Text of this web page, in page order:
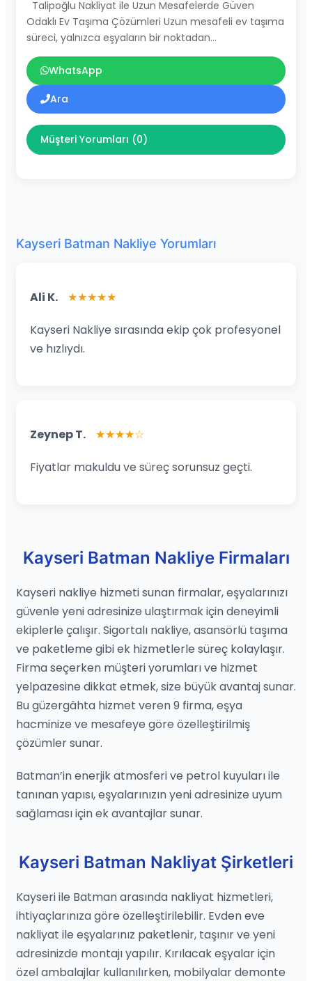
Talipoğlu Nakliyat ile Uzun Mesafelerde Güven
Odaklı Ev Taşıma Çözümleri Uzun mesafeli ev taşıma
süreci, yalnızca eşyaların bir noktadan…
WhatsApp
Ara
Müşteri Yorumları (0)
Kayseri Batman Nakliye Yorumları
Ali K. ★★★★★
Kayseri Nakliye sırasında ekip çok profesyonel
ve hızlıydı.
Zeynep T. ★★★★☆
Fiyatlar makuldu ve süreç sorunsuz geçti.
Kayseri Batman Nakliye Firmaları
Kayseri nakliye hizmeti sunan firmalar, eşyalarınızı
güvenle yeni adresinize ulaştırmak için deneyimli
ekiplerle çalışır. Sigortalı nakliye, asansörlü taşıma
ve paketleme gibi ek hizmetlerle süreç kolaylaşır.
Firma seçerken müşteri yorumları ve hizmet
yelpazesine dikkat etmek, size büyük avantaj sunar.
Bu güzergâhta hizmet veren 9 firma, eşya
hacminize ve mesafeye göre özelleştirilmiş
çözümler sunar.
Batman’in enerjik atmosferi ve petrol kuyuları ile
tanınan yapısı, eşyalarınızın yeni adresinize uyum
sağlaması için ek avantajlar sunar.
Kayseri Batman Nakliyat Şirketleri
Kayseri ile Batman arasında nakliyat hizmetleri,
ihtiyaçlarınıza göre özelleştirilebilir. Evden eve
nakliyat ile eşyalarınız paketlenir, taşınır ve yeni
adresinizde montajı yapılır. Kırılacak eşyalar için
özel ambalajlar kullanılırken, mobilyalar demonte